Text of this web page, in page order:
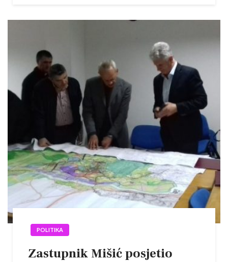
POLITIKA
Zastupnik Mišić posjetio